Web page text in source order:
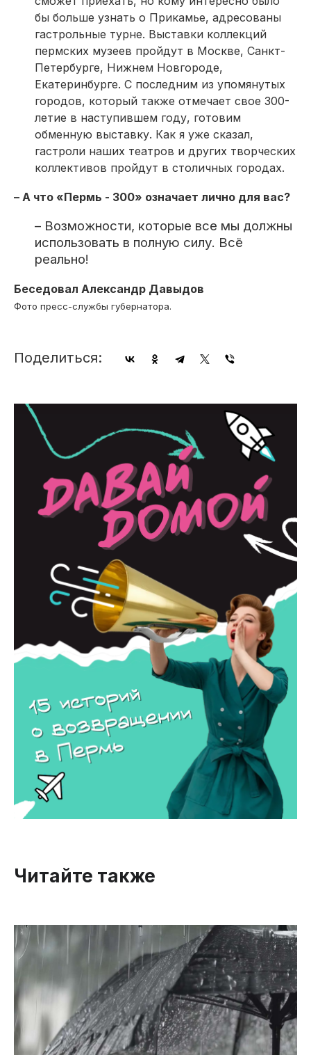
бы больше узнать о Прикамье, адресованы
гастрольные турне. Выставки коллекций
пермских музеев пройдут в Москве, Санкт-
Петербурге, Нижнем Новгороде,
Екатеринбурге. С последним из упомянутых
городов, который также отмечает свое 300-
летие в наступившем году, готовим
обменную выставку. Как я уже сказал,
гастроли наших театров и других творческих
коллективов пройдут в столичных городах.
– А что «Пермь - 300» означает лично для вас?
– Возможности, которые все мы должны
использовать в полную силу. Всё
реально!
Беседовал Александр Давыдов
Фото пресс-службы губернатора.
Поделиться:
Читайте также